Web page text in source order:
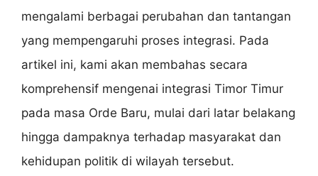
mengalami berbagai perubahan dan tantangan
yang mempengaruhi proses integrasi. Pada
artikel ini, kami akan membahas secara
komprehensif mengenai integrasi Timor Timur
pada masa Orde Baru, mulai dari latar belakang
hingga dampaknya terhadap masyarakat dan
kehidupan politik di wilayah tersebut.